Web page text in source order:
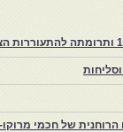
של חכמי